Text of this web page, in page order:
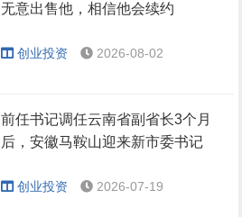
无意出售他，相信他会续约
创业投资 2026-08-02
前任书记调任云南省副省长3个月
后，安徽马鞍山迎来新市委书记
创业投资 2026-07-19